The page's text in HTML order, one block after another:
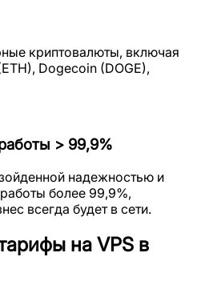
криптовалюты, включая
Dogecoin (DOGE),
> 99,9%
надежностью и
более 99,9%,
всегда будет в сети.
на VPS в